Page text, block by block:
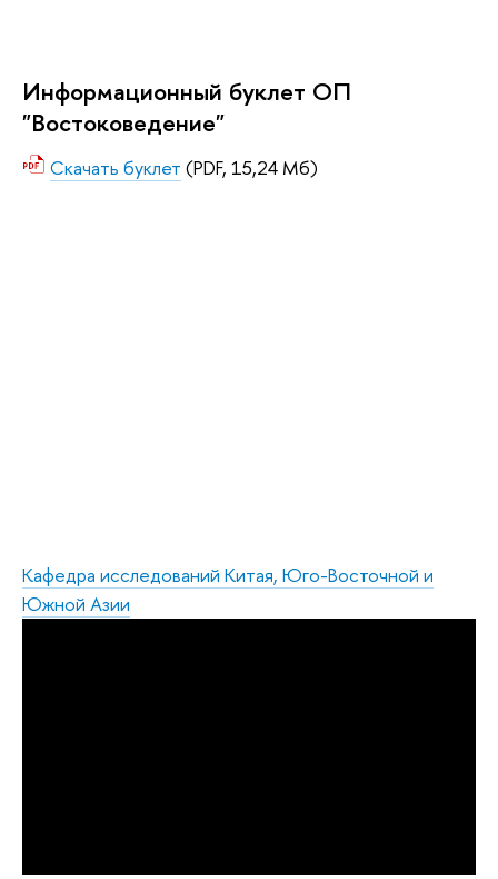
Информационный буклет ОП
"Востоковедение"
Скачать буклет (PDF, 15,24 Мб)
Кафедра исследований Китая, Юго-Восточной и
Южной Азии